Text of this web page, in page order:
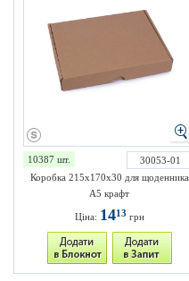
10387 шт.
30053-01
Коробка 215х170х30 для щоденника
А5 крафт
Ціна: 1413 грн